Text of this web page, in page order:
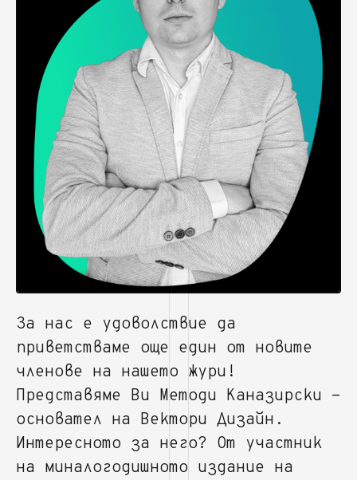
За нас е удоволствие да
приветстваме още един от новите
членове на нашето жури!
Представяме Ви Методи Каназирски -
основател на Вектори Дизайн.
Интересното за него? От участник
на миналогодишното издание на